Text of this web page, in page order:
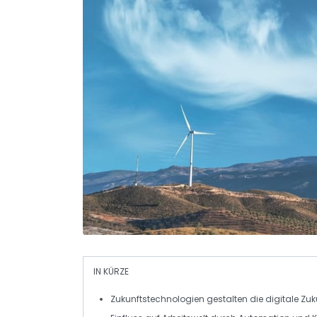
IN KÜRZE
Zukunftstechnologien gestalten die digitale